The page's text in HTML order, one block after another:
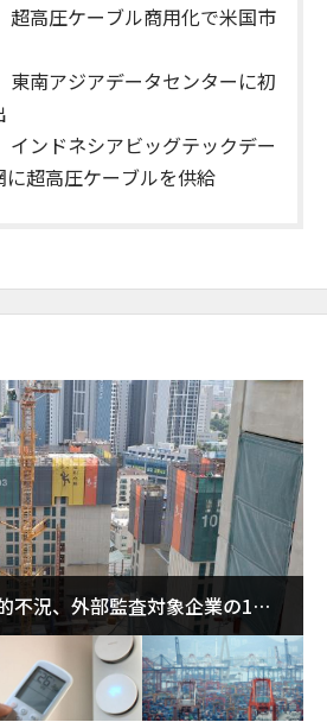
超高圧ケーブル商用化で米国市
東南アジアデータセンターに初
インドネシアビッグテックデー
超高圧ケーブルを供給
不況、外部監査対象企業の1割
に…5年で2.8倍増